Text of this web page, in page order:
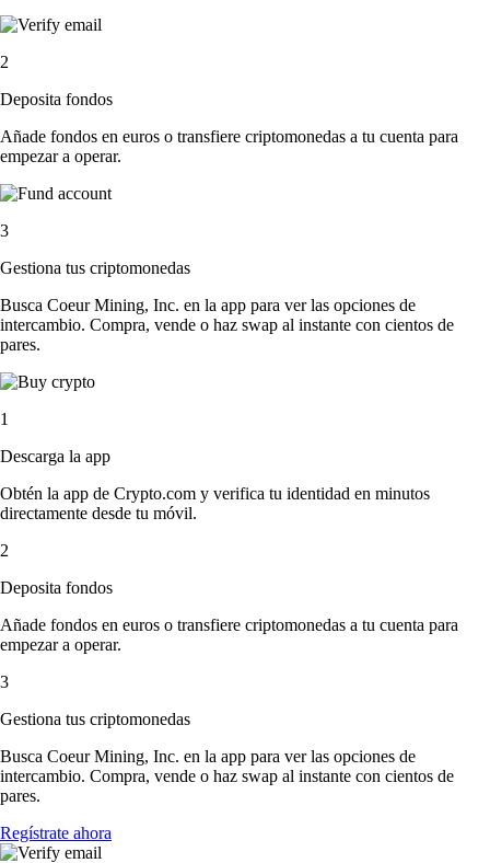
2
Deposita fondos
Añade fondos en euros o transfiere criptomonedas a tu cuenta para
empezar a operar.
3
Gestiona tus criptomonedas
Busca Coeur Mining, Inc. en la app para ver las opciones de
intercambio. Compra, vende o haz swap al instante con cientos de
pares.
1
Descarga la app
Obtén la app de Crypto.com y verifica tu identidad en minutos
directamente desde tu móvil.
2
Deposita fondos
Añade fondos en euros o transfiere criptomonedas a tu cuenta para
empezar a operar.
3
Gestiona tus criptomonedas
Busca Coeur Mining, Inc. en la app para ver las opciones de
intercambio. Compra, vende o haz swap al instante con cientos de
pares.
Regístrate ahora